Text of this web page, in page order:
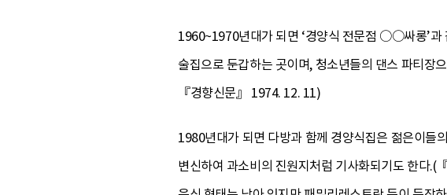
1960~1970년대가 되면 ‘경양식 전문점 ○○싸롱’과
술집으로 둔갑하는 곳이며, 청소년들의 댄스 파티장
『경향신문』 1974. 12. 11)
1980년대가 되면 다방과 함께 경양식집은 젊은이들
변신하여 과소비의 진원지처럼 기사화되기도 한다